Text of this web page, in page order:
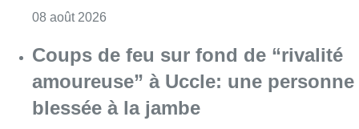
08 août 2026
Coups de feu sur fond de “rivalité
amoureuse” à Uccle: une personne
blessée à la jambe